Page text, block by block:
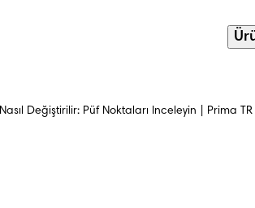
Değiştirilir: Püf Noktaları İnceleyin | Prima TR